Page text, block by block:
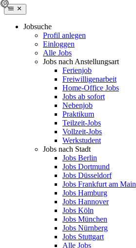
Jobsuche
Profil anlegen
Einloggen
Alle Jobs
Jobs nach Anstellungsart
Ferienjob
Freiwilligenarbeit
Home-Office Jobs
Jobs ab sofort
Nebenjob
Praktikum
Teilzeit-Jobs
Vollzeit-Jobs
Werkstudent
Jobs nach Stadt
Jobs Berlin
Jobs Dortmund
Jobs Düsseldorf
Jobs Frankfurt am Main
Jobs Hamburg
Jobs Hannover
Jobs Köln
Jobs München
Jobs Nürnberg
Jobs Stuttgart
Alle Jobs